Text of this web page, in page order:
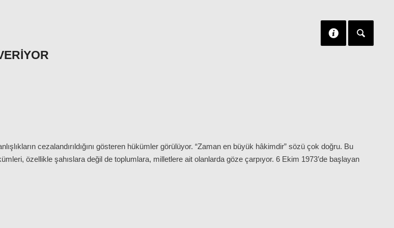
cezalandırıldığını gösteren hükümler görülüyor. “Zaman en büyük hâkimdir” sözü çok doğru. Bu
özellikle şahıslara değil de toplumlara, milletlere ait olanlarda göze çarpıyor. 6 Ekim 1973’de başlayan